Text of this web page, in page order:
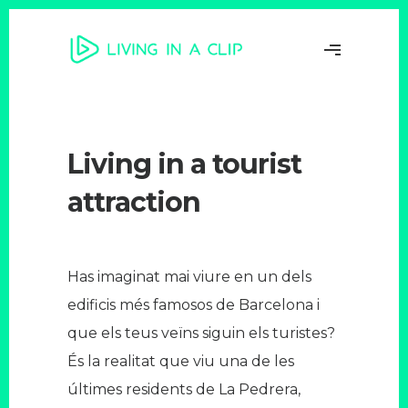
Living in a tourist
attraction
Has imaginat mai viure en un dels
edificis més famosos de Barcelona i
que els teus veïns siguin els turistes?
És la realitat que viu una de les
últimes residents de La Pedrera,